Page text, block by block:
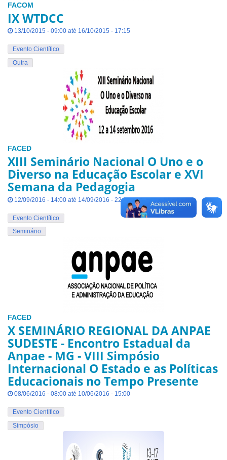
FACOM
IX WTDCC
13/10/2015 - 09:00 até 16/10/2015 - 17:15
Evento Científico
Outra
FACED
XIII Seminário Nacional O Uno e o
Diverso na Educação Escolar e XVI
Semana da Pedagogia
12/09/2016 - 14:00 até 14/09/2016 - 22:00
Evento Científico
Seminário
FACED
X SEMINÁRIO REGIONAL DA ANPAE
SUDESTE - Encontro Estadual da
Anpae - MG - VIII Simpósio
Internacional O Estado e as Políticas
Educacionais no Tempo Presente
08/06/2016 - 08:00 até 10/06/2016 - 15:00
Evento Científico
Simpósio